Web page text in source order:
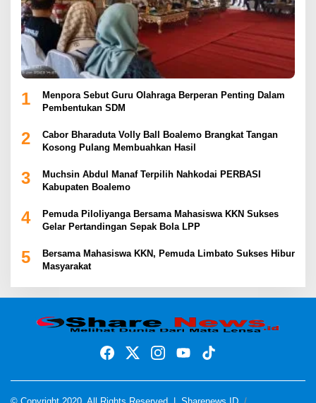
1
Menpora Sebut Guru Olahraga Berperan Penting Dalam
Pembentukan SDM
2
Cabor Bharaduta Volly Ball Boalemo Brangkat Tangan
Kosong Pulang Membuahkan Hasil
3
Muchsin Abdul Manaf Terpilih Nahkodai PERBASI
Kabupaten Boalemo
4
Pemuda Piloliyanga Bersama Mahasiswa KKN Sukses
Gelar Pertandingan Sepak Bola LPP
5
Bersama Mahasiswa KKN, Pemuda Limbato Sukses Hibur
Masyarakat